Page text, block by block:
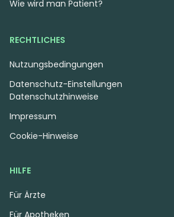
Dich als Patient, um alle
einzusehen und
Verfügbarkeiten der
vergleichen.
Wie wird man Patient?
HILFE
Für Ärzte
RECHTLICHES
Nutzungsbedingungen
Datenschutzhinweise
Impressum
Cookie-Hinweise
Datenschutz-Einstellungen